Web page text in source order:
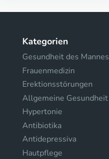
Kategorien
Gesundheit des Mannes
Frauenmedizin
Erektionsstörungen
Allgemeine Gesundheit
Hypertonie
Antibiotika
Antidepressiva
Hautpflege